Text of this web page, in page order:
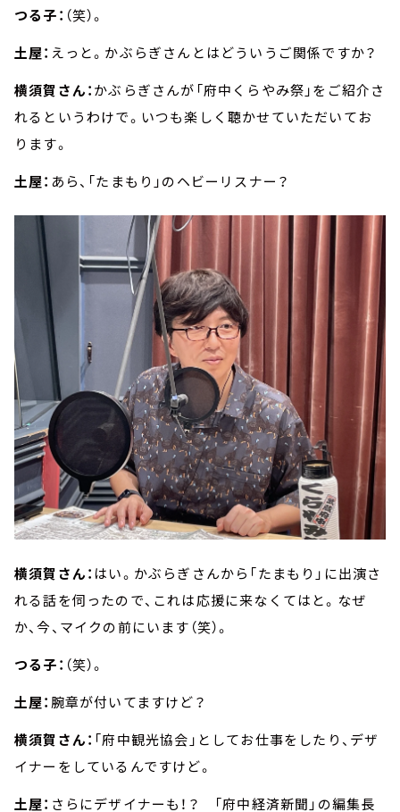
つる子： （笑）。
土屋： えっと。かぶらぎさんとはどういうご関係ですか？
横須賀さん：かぶらぎさんが「府中くらやみ祭」をご紹介さ
れるというわけで。いつも楽しく聴かせていただいてお
ります。
土屋： あら、「たまもり」のヘビーリスナー？
横須賀さん： はい。かぶらぎさんから「たまもり」に出演さ
れる話を伺ったので、これは応援に来なくてはと。なぜ
か、今、マイクの前にいます（笑）。
つる子： （笑）。
土屋：腕章が付いてますけど？
横須賀さん： 「府中観光協会」としてお仕事をしたり、デザ
イナーをしているんですけど。
土屋： さらにデザイナーも！？ 「府中経済新聞」の編集長